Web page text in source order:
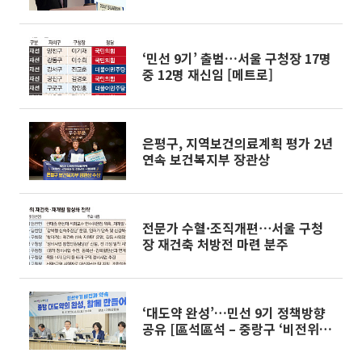
‘민선 9기’ 출범…서울 구청장 17명
중 12명 재신임 [메트로]
은평구, 지역보건의료계획 평가 2년
연속 보건복지부 장관상
전문가 수혈·조직개편⋯서울 구청
장 재건축 처방전 마련 분주
‘대도약 완성’…민선 9기 정책방향
공유 [區석區석 – 중랑구 ‘비전위원